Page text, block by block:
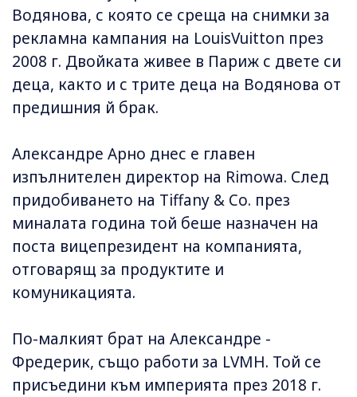
Водянова, с която се среща на снимки за
рекламна кампания на Louis­Vuitton през
2008 г. Двойката живее в Париж с двете си
деца, както и с трите деца на Водянова от
предишния й брак.
Александре Арно днес е главен
изпълнителен директор на Rimowa. След
придобиването на Tiffany & Co. през
миналата година той беше назначен на
поста вицепрезидент на компанията,
отговарящ за продуктите и
комуникацията.
По-малкият брат на Александре -
Фредерик, също работи за LVMH. Той се
присъедини към империята през 2018 г.